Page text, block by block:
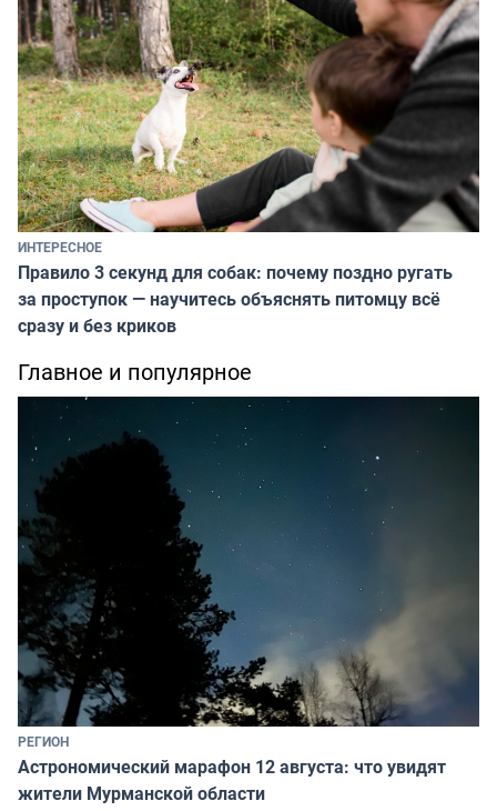
ИНТЕРЕСНОЕ
Правило 3 секунд для собак: почему поздно ругать
за проступок — научитесь объяснять питомцу всё
сразу и без криков
Главное и популярное
РЕГИОН
Астрономический марафон 12 августа: что увидят
жители Мурманской области